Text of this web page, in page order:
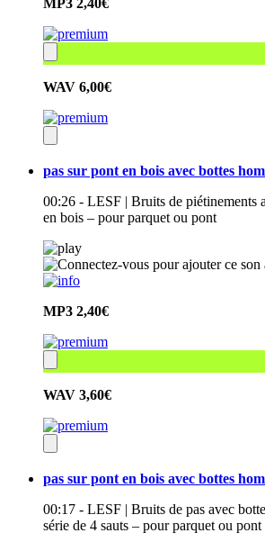
MP3 2,40€
WAV 6,00€
pas sur pont en bois avec bottes
00:26 - LESF | Bruits de piétinements
en bois – pour parquet ou pont
MP3 2,40€
WAV 3,60€
pas sur pont en bois avec bottes
00:17 - LESF | Bruits de pas avec
série de 4 sauts – pour parquet ou pont